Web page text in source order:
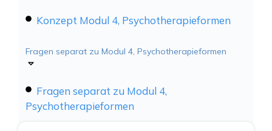
Konzept Modul 4, Psychotherapieformen
Fragen separat zu Modul 4, Psychotherapieformen
Fragen separat zu Modul 4,
Psychotherapieformen